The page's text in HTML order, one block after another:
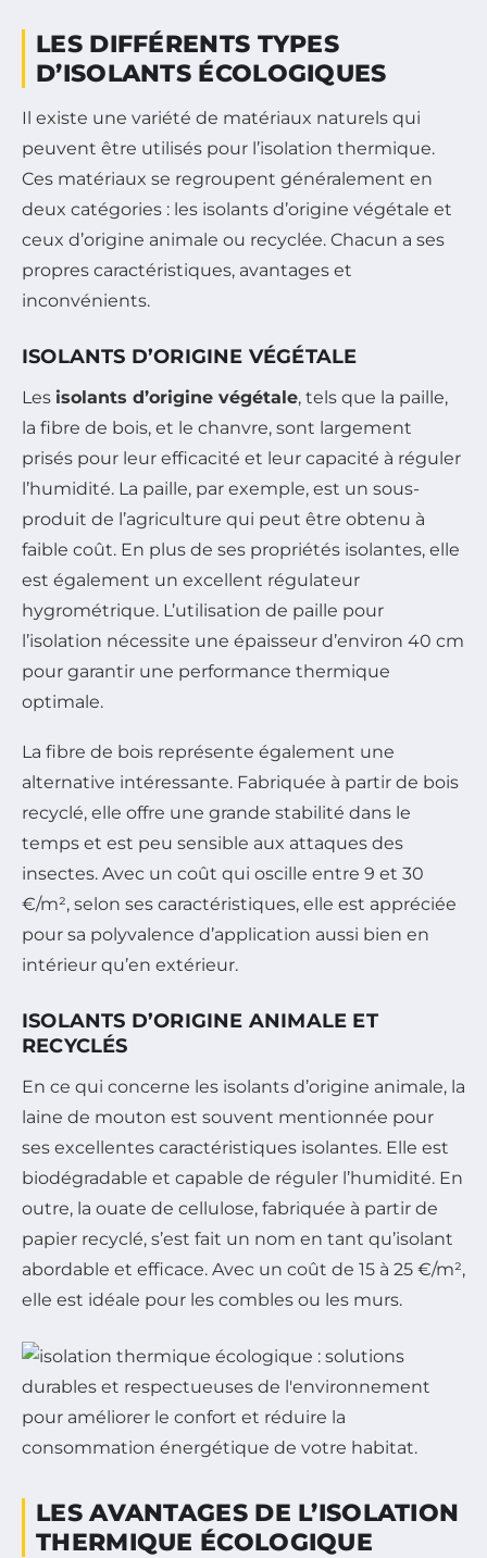
LES DIFFÉRENTS TYPES
D’ISOLANTS ÉCOLOGIQUES
Il existe une variété de matériaux naturels qui
peuvent être utilisés pour l’isolation thermique.
Ces matériaux se regroupent généralement en
deux catégories : les isolants d’origine végétale et
ceux d’origine animale ou recyclée. Chacun a ses
propres caractéristiques, avantages et
inconvénients.
ISOLANTS D’ORIGINE VÉGÉTALE
Les isolants d’origine végétale, tels que la paille,
la fibre de bois, et le chanvre, sont largement
prisés pour leur efficacité et leur capacité à réguler
l’humidité. La paille, par exemple, est un sous-
produit de l’agriculture qui peut être obtenu à
faible coût. En plus de ses propriétés isolantes, elle
est également un excellent régulateur
hygrométrique. L’utilisation de paille pour
l’isolation nécessite une épaisseur d’environ 40 cm
pour garantir une performance thermique
optimale.
La fibre de bois représente également une
alternative intéressante. Fabriquée à partir de bois
recyclé, elle offre une grande stabilité dans le
temps et est peu sensible aux attaques des
insectes. Avec un coût qui oscille entre 9 et 30
€/m², selon ses caractéristiques, elle est appréciée
pour sa polyvalence d’application aussi bien en
intérieur qu’en extérieur.
ISOLANTS D’ORIGINE ANIMALE ET
RECYCLÉS
En ce qui concerne les isolants d’origine animale, la
laine de mouton est souvent mentionnée pour
ses excellentes caractéristiques isolantes. Elle est
biodégradable et capable de réguler l’humidité. En
outre, la ouate de cellulose, fabriquée à partir de
papier recyclé, s’est fait un nom en tant qu’isolant
abordable et efficace. Avec un coût de 15 à 25 €/m²,
elle est idéale pour les combles ou les murs.
LES AVANTAGES DE L’ISOLATION
THERMIQUE ÉCOLOGIQUE